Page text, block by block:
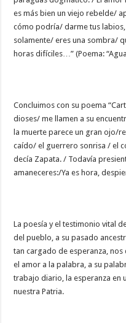
es más bien un viejo rebelde/
cómo podría/ darme tus
solamente/ eres una sombra/
horas difíciles…” (Poema:
Concluimos con su poema
dioses/ me llamen a su
la muerte parece un gran ojo/
caído/ el guerrero sonrisa / el
decía Zapata. / Todavía
amaneceres:/Ya es hora,
La poesía y el testimonio vital
del pueblo, a su pasado
tan cargado de esperanza,
el amor a la palabra, a su
trabajo diario, la esperanza
nuestra Patria.